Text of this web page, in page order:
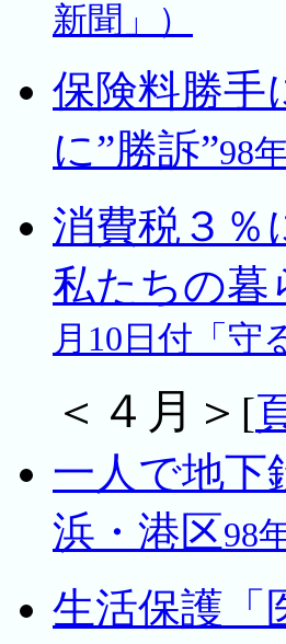
新聞」）
保険料勝手
に”勝訴”98
消費税３％
私たちの暮
月10日付「守
＜４月＞ [
一人で地下
浜・港区98
生活保護「